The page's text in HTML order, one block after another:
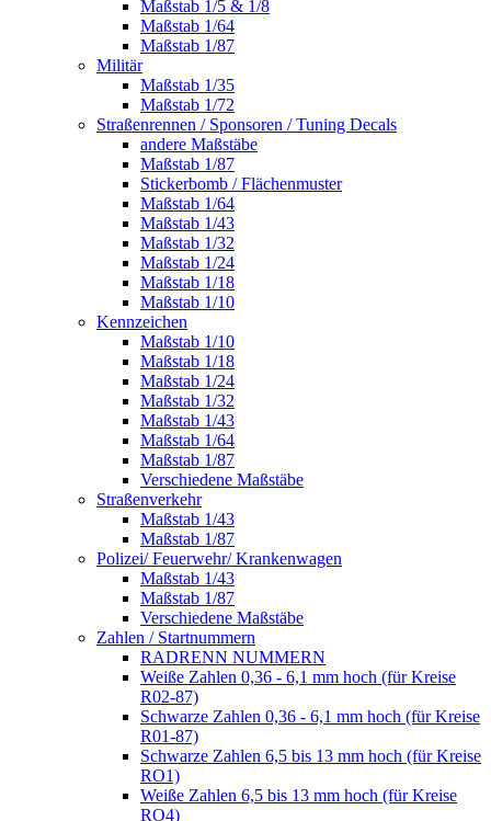
Maßstab 1/5 & 1/8
Maßstab 1/64
Maßstab 1/87
Militär
Maßstab 1/35
Maßstab 1/72
Straßenrennen / Sponsoren / Tuning Decals
andere Maßstäbe
Maßstab 1/87
Stickerbomb / Flächenmuster
Maßstab 1/64
Maßstab 1/43
Maßstab 1/32
Maßstab 1/24
Maßstab 1/18
Maßstab 1/10
Kennzeichen
Maßstab 1/10
Maßstab 1/18
Maßstab 1/24
Maßstab 1/32
Maßstab 1/43
Maßstab 1/64
Maßstab 1/87
Verschiedene Maßstäbe
Straßenverkehr
Maßstab 1/43
Maßstab 1/87
Polizei/ Feuerwehr/ Krankenwagen
Maßstab 1/43
Maßstab 1/87
Verschiedene Maßstäbe
Zahlen / Startnummern
RADRENN NUMMERN
Weiße Zahlen 0,36 - 6,1 mm hoch (für Kreise
R02-87)
Schwarze Zahlen 0,36 - 6,1 mm hoch (für Kreise
R01-87)
Schwarze Zahlen 6,5 bis 13 mm hoch (für Kreise
RO1)
Weiße Zahlen 6,5 bis 13 mm hoch (für Kreise
RO4)